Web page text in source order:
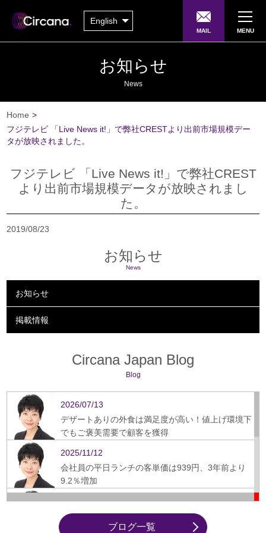
English
MAIL MENU
お知らせ
News
Home >
フジテレビ 「Live News it!」で弊社CRESTより出前市場規模デー
タが放映されました。
フジテレビ 「Live News it!」で弊社CREST
より出前市場規模データが放映されまし
た。
2019/08/23
お知らせ
News
お知らせ
掲載情報
Circana Japan Blog
Blog
2026/07/13
デザートありの外食は満足度が高い！値上げ環境下
でもご褒美需要で顧客を獲得
2025/11/12
会社員の平日ランチの客単価は939円、3年前より
9.2％増加
2025/09/16
ぎょうざ、スーパーから飲食店への需要シフト鮮明
ブログ一覧